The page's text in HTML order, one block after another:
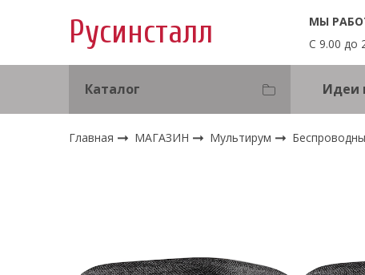
Русинсталл
МЫ
С 9.00 до
Каталог Идеи
Главная МАГАЗИН Мультирум